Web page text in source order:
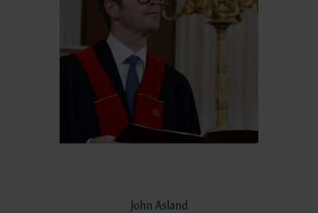
John Asland